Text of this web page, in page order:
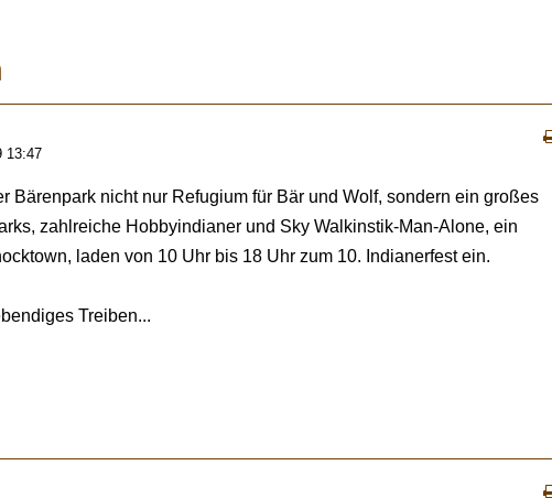
13:47
Bärenpark nicht nur Refugium für Bär und Wolf, sondern ein großes
zahlreiche Hobbyindianer und Sky Walkinstik-Man-Alone, ein
laden von 10 Uhr bis 18 Uhr zum 10. Indianerfest ein.
Treiben...